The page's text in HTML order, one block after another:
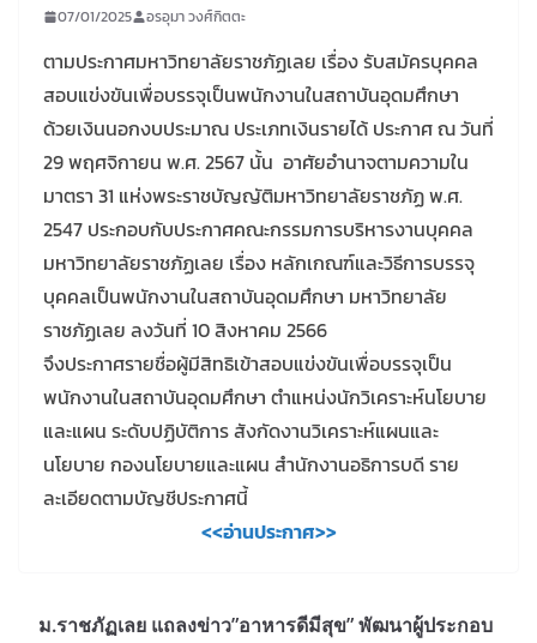
07/01/2025 อรอุมา วงศ์กิตตะ
ตามประกาศมหาวิทยาลัยราชภัฏเลย เรื่อง รับสมัครบุคคล
สอบแข่งขันเพื่อบรรจุเป็นพนักงานในสถาบันอุดมศึกษา
ด้วยเงินนอกงบประมาณ ประเภทเงินรายได้ ประกาศ ณ วันที่
29 พฤศจิกายน พ.ศ. 2567 นั้น อาศัยอำนาจตามความใน
มาตรา 31 แห่งพระราชบัญญัติมหาวิทยาลัยราชภัฏ พ.ศ.
2547 ประกอบกับประกาศคณะกรรมการบริหารงานบุคคล
มหาวิทยาลัยราชภัฏเลย เรื่อง หลักเกณฑ์และวิธีการบรรจุ
บุคคลเป็นพนักงานในสถาบันอุดมศึกษา มหาวิทยาลัย
ราชภัฏเลย ลงวันที่ 10 สิงหาคม 2566
จึงประกาศรายชื่อผู้มีสิทธิเข้าสอบแข่งขันเพื่อบรรจุเป็น
พนักงานในสถาบันอุดมศึกษา ตำแหน่งนักวิเคราะห์นโยบาย
และแผน ระดับปฏิบัติการ สังกัดงานวิเคราะห์แผนและ
นโยบาย กองนโยบายและแผน สำนักงานอธิการบดี ราย
ละเอียดตามบัญชีประกาศนี้
<<อ่านประกาศ>>
ม.ราชภัฏเลย แถลงข่าว”อาหารดีมีสุข” พัฒนาผู้ประกอบ